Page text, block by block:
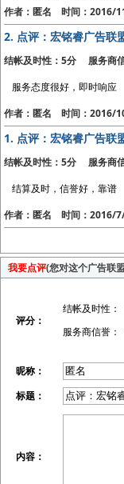
作者：匿名 时间：2016/
2. 点评：宏铭睿广告联
结帐及时性：5分 服务商
服务态度很好，即时响应
作者：匿名 时间：2016/
1. 点评：宏铭睿广告联
结帐及时性：5分 服务商
结算及时，信誉好，靠谱
作者：匿名 时间：2016/
我要点评(您对这个广告联
评分：
结帐及时性：
服务商信誉：
昵称：
标题：
内容：